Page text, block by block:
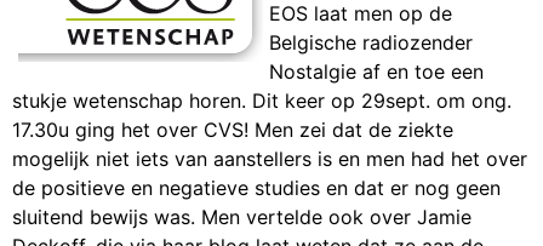
EOS laat men op de
Belgische radiozender
Nostalgie af en toe een
stukje wetenschap horen. Dit keer op 29sept. om ong.
17.30u ging het over CVS! Men zei dat de ziekte
mogelijk niet iets van aanstellers is en men had het over
de positieve en negatieve studies en dat er nog geen
sluitend bewijs was. Men vertelde ook over Jamie